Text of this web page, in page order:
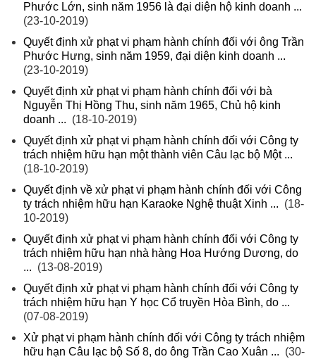
Phước Lớn, sinh năm 1956 là đại diện hộ kinh doanh ...
(23-10-2019)
Quyết định xử phạt vi phạm hành chính đối với ông Trần
Phước Hưng, sinh năm 1959, đại diện kinh doanh ...
(23-10-2019)
Quyết định xử phạt vi phạm hành chính đối với bà
Nguyễn Thị Hồng Thu, sinh năm 1965, Chủ hộ kinh
doanh ... (18-10-2019)
Quyết định xử phạt vi phạm hành chính đối với Công ty
trách nhiệm hữu hạn một thành viên Câu lạc bộ Một ...
(18-10-2019)
Quyết định về xử phạt vi phạm hành chính đối với Công
ty trách nhiệm hữu hạn Karaoke Nghệ thuật Xinh ... (18-
10-2019)
Quyết định xử phạt vi phạm hành chính đối với Công ty
trách nhiệm hữu hạn nhà hàng Hoa Hướng Dương, do
... (13-08-2019)
Quyết định xử phạt vi phạm hành chính đối với Công ty
trách nhiệm hữu hạn Y học Cổ truyền Hòa Bình, do ...
(07-08-2019)
Xử phạt vi phạm hành chính đối với Công ty trách nhiệm
hữu hạn Câu lạc bộ Số 8, do ông Trần Cao Xuân ... (30-